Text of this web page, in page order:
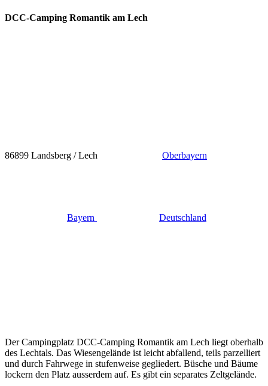
DCC-Camping Romantik am Lech
86899 Landsberg / Lech Oberbayern
Bayern Deutschland
Der Campingplatz DCC-Camping Romantik am Lech liegt oberhalb
des Lechtals. Das Wiesengelände ist leicht abfallend, teils parzelliert
und durch Fahrwege in stufenweise gegliedert. Büsche und Bäume
lockern den Platz ausserdem auf. Es gibt ein separates Zeltgelände.